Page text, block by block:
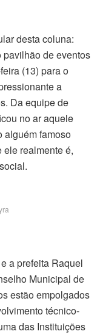
desta coluna:
de eventos
(13) para o
a
Da equipe de
no ar aquele
alguém famoso
ele realmente é,
a prefeita Raquel
Municipal de
estão empolgados
técnico-
das Instituições